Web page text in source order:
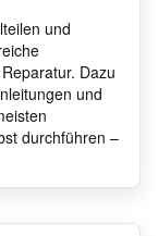
und
Dazu
und
durchführen –